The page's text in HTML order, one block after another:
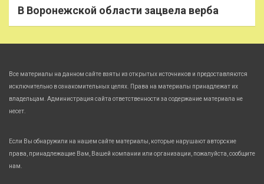
В Воронежской области зацвела верба
Все материалы на данном сайте взяты из открытых источников и предоставляются
исключительно в ознакомительных целях. Права на материалы принадлежат их
владельцам. Администрация сайта ответственности за содержание материала не
несет.
Если Вы обнаружили на нашем сайте материалы, которые нарушают авторские
права, принадлежащие Вам, Вашей компании или организации, пожалуйста, сообщите
нам.